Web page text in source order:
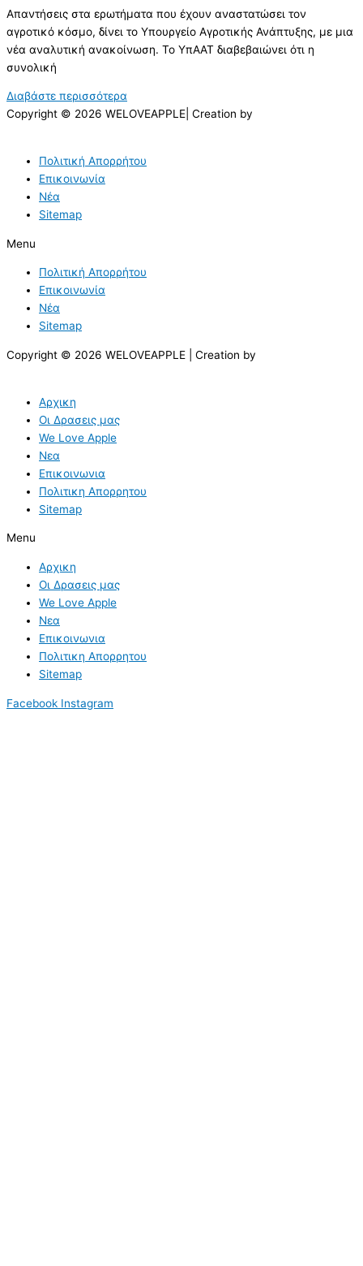
Απαντήσεις στα ερωτήματα που έχουν αναστατώσει τον
αγροτικό κόσμο, δίνει το Υπουργείο Αγροτικής Ανάπτυξης, με μια
νέα αναλυτική ανακοίνωση. Το ΥπΑΑΤ διαβεβαιώνει ότι η
συνολική
Διαβάστε περισσότερα
Copyright © 2026 WELOVEAPPLE| Creation by
Πολιτική Απορρήτου
Επικοινωνία
Νέα
Sitemap
Menu
Πολιτική Απορρήτου
Επικοινωνία
Νέα
Sitemap
Copyright © 2026 WELOVEAPPLE | Creation by
Αρχικη
Οι Δρασεις μας
We Love Apple
Νεα
Επικοινωνια
Πολιτικη Απορρητου
Sitemap
Menu
Αρχικη
Οι Δρασεις μας
We Love Apple
Νεα
Επικοινωνια
Πολιτικη Απορρητου
Sitemap
Facebook Instagram